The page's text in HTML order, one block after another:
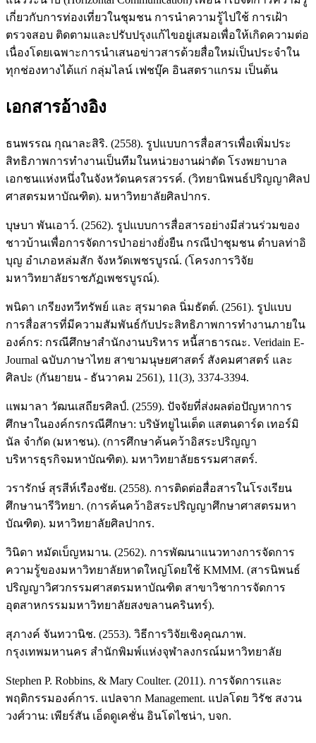
เกี่ยวกับการท่องเที่ยวในชุมชน การนำความรู้ไปใช้ การเฝ้า
ตรวจสอบ ติดตามและปรับปรุงแก้ไขอยู่เสมอเพื่อให้เกิดความต่อ
เนื่องโดยเฉพาะการนำเสนอข่าวสารด้วยสื่อใหม่เป็นประจำใน
ทุกช่องทางได้แก่ กลุ่มไลน์ เฟชบุ๊ค อินสตราแกรม เป็นต้น
เอกสารอ้างอิง
ธนพรรณ กุณาละสิริ. (2558). รูปแบบการสื่อสารเพื่อเพิ่มประ
สิทธิภาพการทํางานเป็นทีมในหน่วยงานผ่าตัด โรงพยาบาล
เอกชนแห่งหนึ่งในจังหวัดนครสวรรค์. (วิทยานิพนธ์ปริญญาศิลป
ศาสตรมหาบัณฑิต). มหาวิทยาลัยศิลปากร.
บุษบา พันเอาว์. (2562). รูปแบบการสื่อสารอย่างมีส่วนร่วมของ
ชาวบ้านเพื่อการจัดการป่าอย่างยั่งยืน กรณีป่าชุมชน ตำบลท่าอิ
บุญ อำเภอหล่มสัก จังหวัดเพชรบูรณ์. (โครงการวิจัย
มหาวิทยาลัยราชภัฏเพชรบูรณ์).
พนิดา เกรียงทวีทรัพย์ และ สุรมาดล นิ่มธัตต์. (2561). รูปแบบ
การสื่อสารที่มีความสัมพันธ์กับประสิทธิภาพการทำงานภายใน
องค์กร: กรณีศึกษาสำนักงานบริหาร หนี้สาธารณะ. Veridain E-
Journal ฉบับภาษาไทย สาขามนุษยศาสตร์ สังคมศาสตร์ และ
ศิลปะ (กันยายน - ธันวาคม 2561), 11(3), 3374-3394.
แพมาลา วัฒนเสถียรศิลป์. (2559). ปัจจัยที่ส่งผลต่อปัญหาการ
ศึกษาในองค์กรกรณีศึกษา: บริษัทยูไนเต็ด แสตนดาร์ด เทอร์มิ
นัล จำกัด (มหาชน). (การศึกษาค้นคว้าอิสระปริญญา
บริหารธุรกิจมหาบัณฑิต). มหาวิทยาลัยธรรมศาสตร์.
วรารักษ์ สุรสีห์เรืองชัย. (2558). การติดต่อสื่อสารในโรงเรียน
ศึกษานารีวิทยา. (การค้นคว้าอิสระปริญญาศึกษาศาสตรมหา
บัณฑิต). มหาวิทยาลัยศิลปากร.
วินิดา หมัดเบ็ญหมาน. (2562). การพัฒนาแนวทางการจัดการ
ความรู้ของมหาวิทยาลัยหาดใหญ่โดยใช้ KMMM. (สารนิพนธ์
ปริญญาวิศวกรรมศาสตรมหาบัณฑิต สาขาวิชาการจัดการ
อุตสาหกรรมมหาวิทยาลัยสงขลานครินทร์).
สุภางค์ จันทวานิช. (2553). วิธีการวิจัยเชิงคุณภาพ.
กรุงเทพมหานคร สำนักพิมพ์แห่งจุฬาลงกรณ์มหาวิทยาลัย
Stephen P. Robbins, & Mary Coulter. (2011). การจัดการและ
พฤติกรรมองค์การ. แปลจาก Management. แปลโดย วิรัช สงวน
วงศ์วาน: เพียร์สัน เอ็ดดูเคชั่น อินโดไชน่า, บจก.